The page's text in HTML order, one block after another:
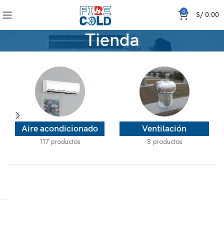
0 S/ 0.00
Tienda
Aire acondicionado
117 productos
Ventilación
8 productos